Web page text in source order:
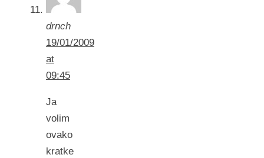
drnch
19/01/2009
at
09:45
Ja
volim
ovako
kratke